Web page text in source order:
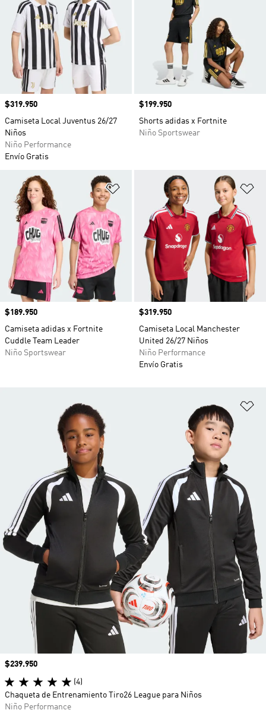
Precio
$319.950
Camiseta Local Juventus 26/27
Niños
Niño Performance
Envío Gratis
Precio
$199.950
Shorts adidas x Fortnite
Niño Sportswear
Añadir a la lista de deseos
Precio
$189.950
Camiseta adidas x Fortnite
Cuddle Team Leader
Niño Sportswear
Precio
$319.950
Camiseta Local Manchester
United 26/27 Niños
Niño Performance
Envío Gratis
Precio
$239.950
(4)
Chaqueta de Entrenamiento Tiro26 League para Niños
Niño Performance